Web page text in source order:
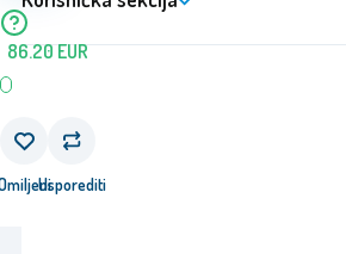
86.20EUR
Usporediti